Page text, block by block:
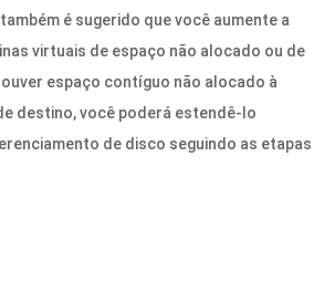
é sugerido que você aumente a
virtuais de espaço não alocado ou de
espaço contíguo não alocado à
destino, você poderá estendê-lo
de disco seguindo as etapas